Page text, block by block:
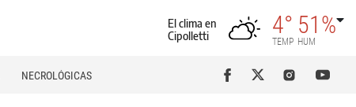
El clima en
Cipolletti
4°
TEMP
51%
HUM
NECROLÓGICAS